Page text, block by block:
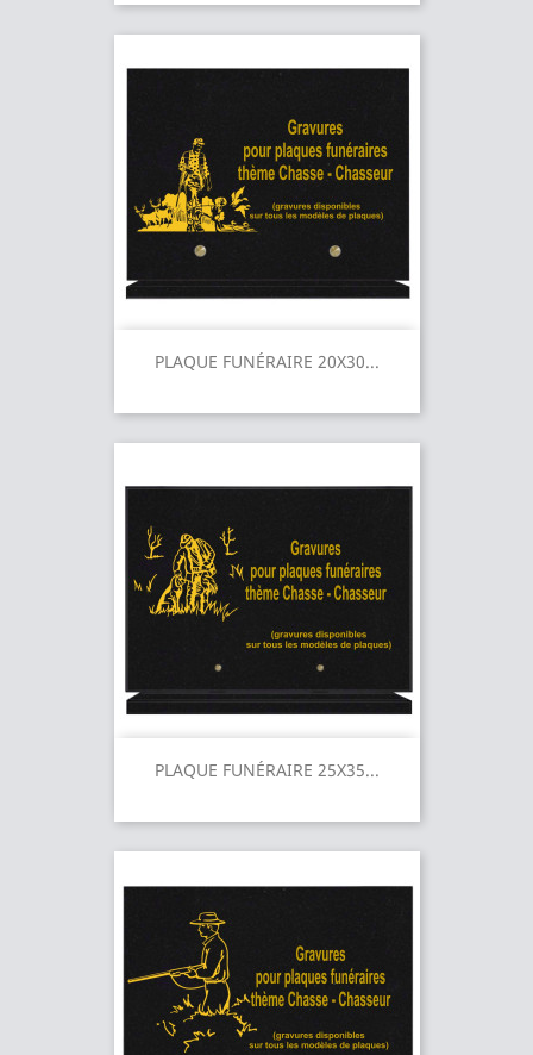
PLAQUE FUNÉRAIRE 20X30...
PLAQUE FUNÉRAIRE 25X35...